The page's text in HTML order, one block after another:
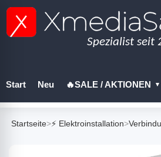
Start Neu 🔥SALE / AKTIONEN
🔧 Werkzeug
Startseite>⚡ Elektroinstallation>